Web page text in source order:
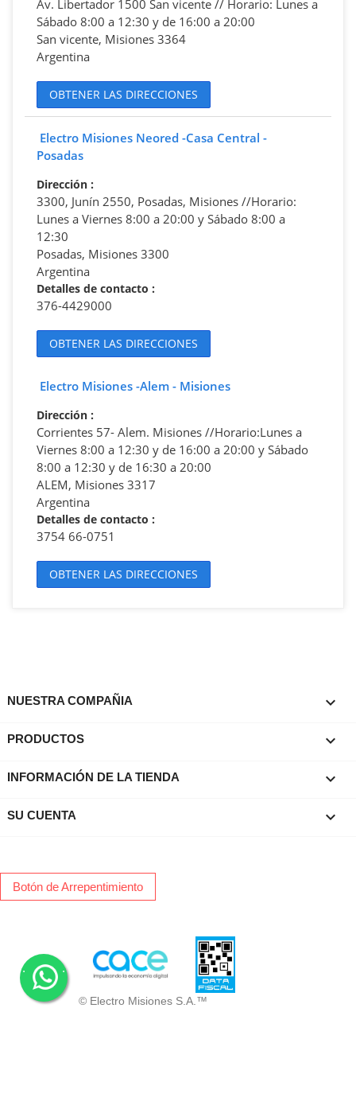
Av. Libertador 1500 San vicente // Horario: Lunes a
Sábado 8:00 a 12:30 y de 16:00 a 20:00
San vicente, Misiones 3364
Argentina
OBTENER LAS DIRECCIONES
Electro Misiones Neored -Casa Central -
Posadas
Dirección :
3300, Junín 2550, Posadas, Misiones //Horario:
Lunes a Viernes 8:00 a 20:00 y Sábado 8:00 a
12:30
Posadas, Misiones 3300
Argentina
Detalles de contacto :
376-4429000
OBTENER LAS DIRECCIONES
Electro Misiones -Alem - Misiones
Dirección :
Corrientes 57- Alem. Misiones //Horario:Lunes a
Viernes 8:00 a 12:30 y de 16:00 a 20:00 y Sábado
8:00 a 12:30 y de 16:30 a 20:00
ALEM, Misiones 3317
Argentina
Detalles de contacto :
3754 66-0751
OBTENER LAS DIRECCIONES
NUESTRA COMPAÑIA 
PRODUCTOS 
INFORMACIÓN DE LA TIENDA keyboard_arrow_down
SU CUENTA 
Botón de Arrepentimiento
© Electro Misiones S.A.™
. .